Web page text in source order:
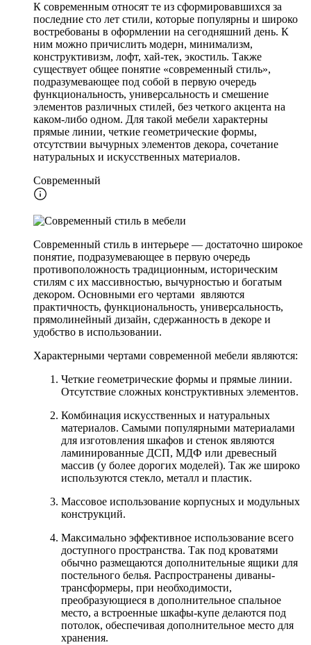
К современным относят те из сформировавшихся за
последние сто лет стили, которые популярны и широко
востребованы в оформлении на сегодняшний день. К
ним можно причислить модерн, минимализм,
конструктивизм, лофт, хай-тек, экостиль. Также
существует общее понятие «современный стиль»,
подразумевающее под собой в первую очередь
функциональность, универсальность и смешение
элементов различных стилей, без четкого акцента на
каком-либо одном. Для такой мебели характерны
прямые линии, четкие геометрические формы,
отсутствии вычурных элементов декора, сочетание
натуральных и искусственных материалов.
Современный
Современный стиль в интерьере — достаточно широкое
понятие, подразумевающее в первую очередь
противоположность традиционным, историческим
стилям с их массивностью, вычурностью и богатым
декором. Основными его чертами являются
практичность, функциональность, универсальность,
прямолинейный дизайн, сдержанность в декоре и
удобство в использовании.
Характерными чертами современной мебели являются:
Четкие геометрические формы и прямые линии.
Отсутствие сложных конструктивных элементов.
Комбинация искусственных и натуральных
материалов. Самыми популярными материалами
для изготовления шкафов и стенок являются
ламинированные ДСП, МДФ или древесный
массив (у более дорогих моделей). Так же широко
используются стекло, металл и пластик.
Массовое использование корпусных и модульных
конструкций.
Максимально эффективное использование всего
доступного пространства. Так под кроватями
обычно размещаются дополнительные ящики для
постельного белья. Распространены диваны-
трансформеры, при необходимости,
преобразующиеся в дополнительное спальное
место, а встроенные шкафы-купе делаются под
потолок, обеспечивая дополнительное место для
хранения.